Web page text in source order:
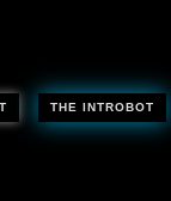
THE INTROBOT